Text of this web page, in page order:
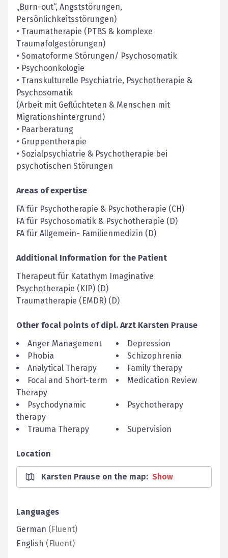
„Burn-out“, Angststörungen,
Persönlichkeitsstörungen)
• Traumatherapie (PTBS & komplexe
Traumafolgestörungen)
• Somatoforme Störungen/ Psychosomatik
• Psychoonkologie
• Transkulturelle Psychiatrie, Psychotherapie &
Psychosomatik
(Arbeit mit Geflüchteten & Menschen mit
Migrationshintergrund)
• Paarberatung
• Gruppentherapie
• Sozialpsychiatrie & Psychotherapie bei
psychotischen Störungen
Areas of expertise
FA für Psychotherapie & Psychotherapie (CH)
FA für Psychosomatik & Psychotherapie (D)
FA für Allgemein- Familienmedizin (D)
Additional Information for the Patient
Therapeut für Katathym Imaginative
Psychotherapie (KIP) (D)
Traumatherapie (EMDR) (D)
Other focal points of dipl. Arzt Karsten Prause
Anger Management
Depression
Phobia
Schizophrenia
Analytical Therapy
Family therapy
Focal and Short-term
Therapy
Medication Review
Psychodynamic
therapy
Psychotherapy
Trauma Therapy Supervision
Location
Karsten Prause on the map: Show
Languages
German (Fluent)
English (Fluent)